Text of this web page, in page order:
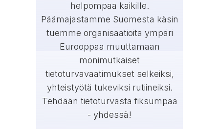
helpompaa kaikille.
Päämajastamme Suomesta käsin
tuemme organisaatioita ympäri
Eurooppaa muuttamaan
monimutkaiset
tietoturvavaatimukset selkeiksi,
yhteistyötä tukeviksi rutiineiksi.
Tehdään tietoturvasta fiksumpaa
- yhdessä!